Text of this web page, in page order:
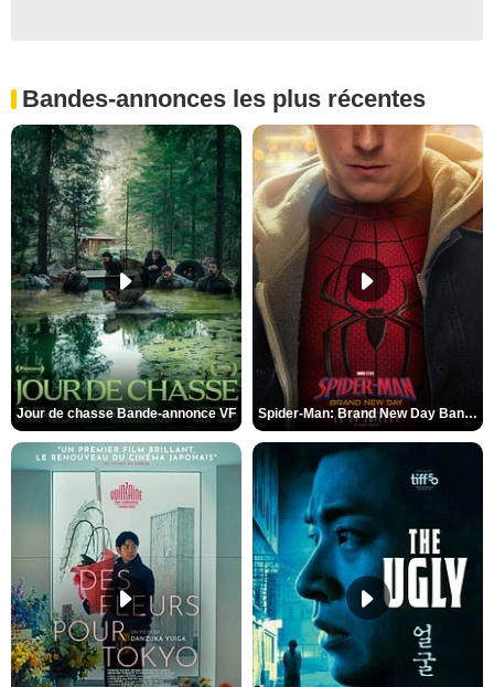
Bandes-annonces les plus récentes
Jour de chasse Bande-annonce VF Spider-Man: Brand New Day Bande-annonce (3) VO STFR